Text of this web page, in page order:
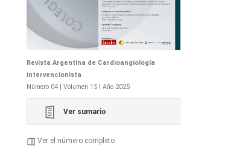
Revista Argentina de Cardioangiología
intervencionista
Número 04 | Volumen 15 | Año 2025
Ver sumario
Ver el número completo